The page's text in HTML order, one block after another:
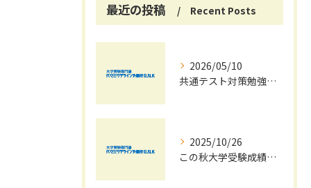
最近の投稿 Recent Posts
2026/05/10
共通テスト対策勉強は早めに始めましょう！
2025/10/26
この秋大学受験成績大幅UPの秘訣